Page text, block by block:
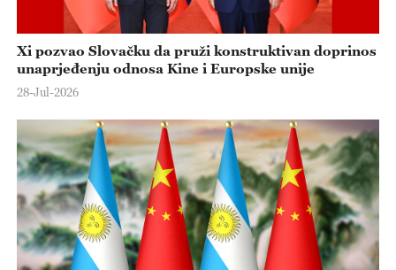
Xi pozvao Slovačku da pruži konstruktivan doprinos
unaprjeđenju odnosa Kine i Europske unije
28-Jul-2026